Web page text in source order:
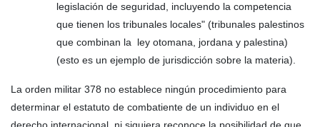
legislación de seguridad, incluyendo la competencia
que tienen los tribunales locales" (tribunales palestinos
que combinan la ley otomana, jordana y palestina)
(esto es un ejemplo de jurisdicción sobre la materia).
La orden militar 378 no establece ningún procedimiento para
determinar el estatuto de combatiente de un individuo en el